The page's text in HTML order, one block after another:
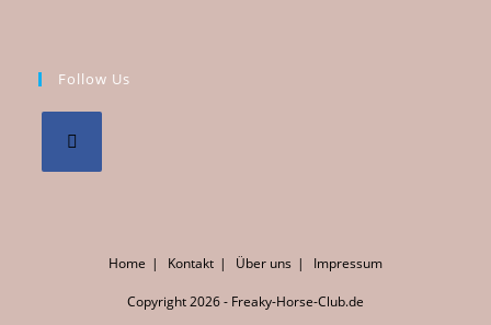
Follow Us
Home Kontakt Über uns Impressum
Copyright 2026 - Freaky-Horse-Club.de